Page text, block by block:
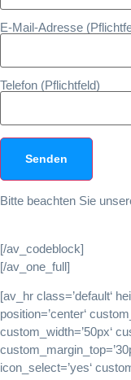
E-Mail-Adresse
Telefon (Pflichtfeld)
Bitte beachten Sie
[/av_codeblock]
[/av_one_full]
[av_hr class=’default‘
position=’center‘
custom_width=’50px‘
icon_select=’yes‘